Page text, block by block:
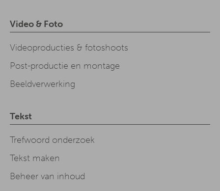
Video & Foto
Videoproducties & fotoshoots
Post-productie en montage
Beeldverwerking
Tekst
Trefwoord onderzoek
Tekst maken
Beheer van inhoud